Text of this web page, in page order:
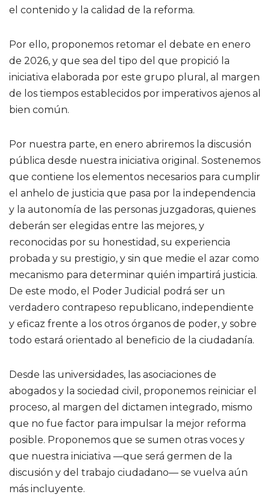
el contenido y la calidad de la reforma.
Por ello, proponemos retomar el debate en enero
de 2026, y que sea del tipo del que propició la
iniciativa elaborada por este grupo plural, al margen
de los tiempos establecidos por imperativos ajenos al
bien común.
Por nuestra parte, en enero abriremos la discusión
pública desde nuestra iniciativa original. Sostenemos
que contiene los elementos necesarios para cumplir
el anhelo de justicia que pasa por la independencia
y la autonomía de las personas juzgadoras, quienes
deberán ser elegidas entre las mejores, y
reconocidas por su honestidad, su experiencia
probada y su prestigio, y sin que medie el azar como
mecanismo para determinar quién impartirá justicia.
De este modo, el Poder Judicial podrá ser un
verdadero contrapeso republicano, independiente
y eficaz frente a los otros órganos de poder, y sobre
todo estará orientado al beneficio de la ciudadanía.
Desde las universidades, las asociaciones de
abogados y la sociedad civil, proponemos reiniciar el
proceso, al margen del dictamen integrado, mismo
que no fue factor para impulsar la mejor reforma
posible. Proponemos que se sumen otras voces y
que nuestra iniciativa —que será germen de la
discusión y del trabajo ciudadano— se vuelva aún
más incluyente.